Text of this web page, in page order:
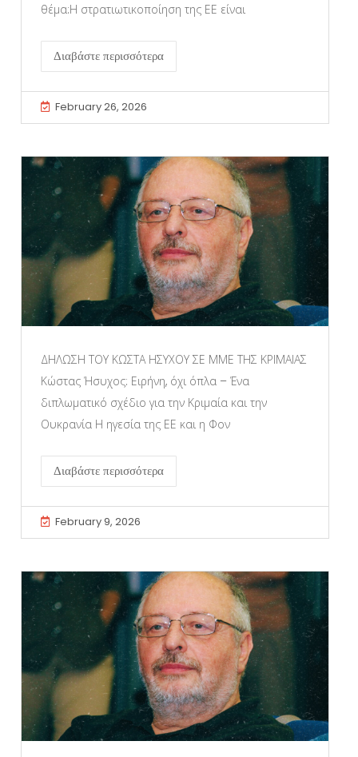
θέμα:Η στρατιωτικοποίηση της ΕΕ είναι
Διαβάστε περισσότερα
February 26, 2026
ΔΗΛΩΣΗ ΤΟΥ ΚΩΣΤΑ ΗΣΥΧΟΥ ΣΕ ΜΜΕ ΤΗΣ ΚΡΙΜΑΙΑΣ
Κώστας Ήσυχος: Ειρήνη, όχι όπλα – Ένα
διπλωματικό σχέδιο για την Κριμαία και την
Ουκρανία Η ηγεσία της ΕΕ και η Φον
Διαβάστε περισσότερα
February 9, 2026